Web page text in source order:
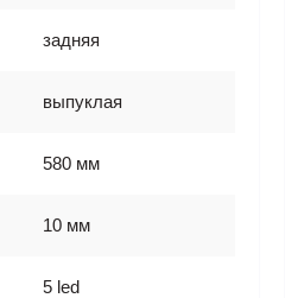
задняя
выпуклая
580 мм
10 мм
5 led